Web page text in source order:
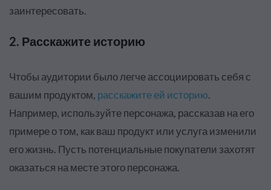
заинтересовать.
2. Расскажите историю
Чтобы аудитории было легче ассоциировать себя с
вашим продуктом, расскажите ей историю.
Например, используйте персонажа, рассказав на его
примере о том, как ваш продукт или услуга изменили
его жизнь. Пусть потенциальные покупатели захотят
оказаться на месте этого персонажа.